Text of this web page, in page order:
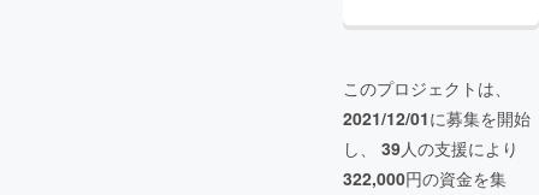
このプロジェクトは、
2021/12/01に募集を開始
し、 39人の支援により
322,000円の資金を集